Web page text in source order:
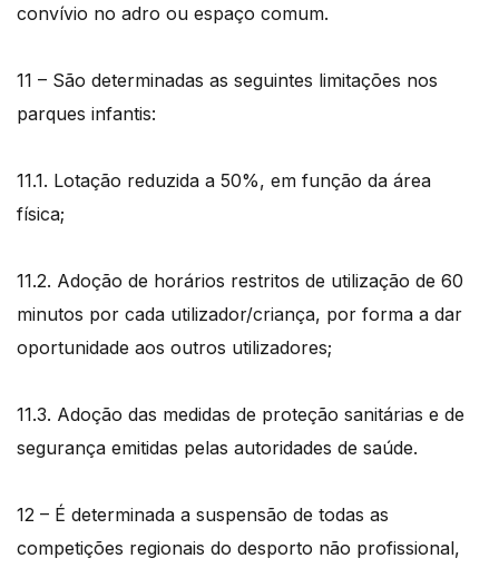
convívio no adro ou espaço comum.
11 – São determinadas as seguintes limitações nos
parques infantis:
11.1. Lotação reduzida a 50%, em função da área
física;
11.2. Adoção de horários restritos de utilização de 60
minutos por cada utilizador/criança, por forma a dar
oportunidade aos outros utilizadores;
11.3. Adoção das medidas de proteção sanitárias e de
segurança emitidas pelas autoridades de saúde.
12 – É determinada a suspensão de todas as
competições regionais do desporto não profissional,